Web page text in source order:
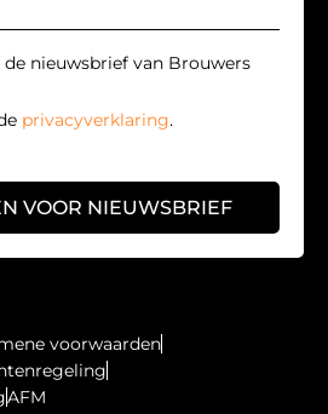
nieuwsbrief van Brouwers
privacyverklaring.
VOOR NIEUWSBRIEF
voorwaarden
AFM